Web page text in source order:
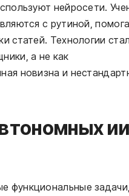
нейросети.
с рутиной,
статей. Технологии
а не как
новизна и
функциональные задачи,